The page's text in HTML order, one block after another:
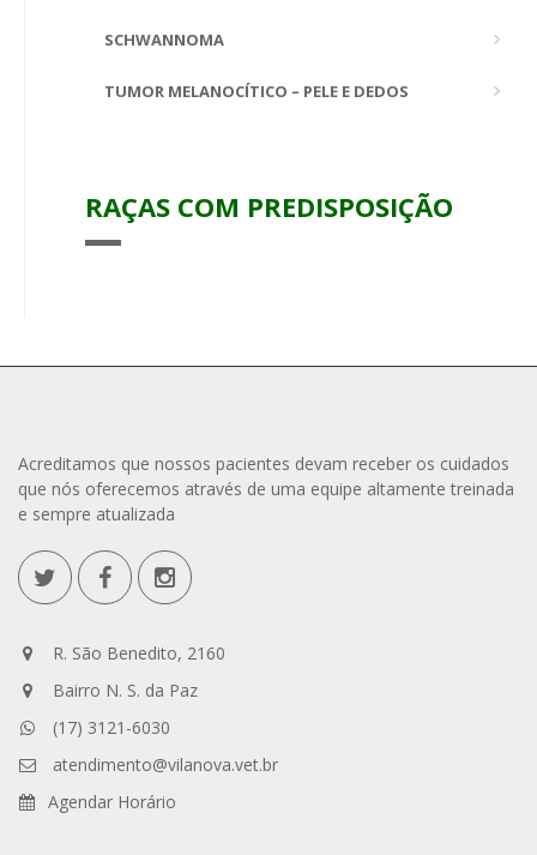
SCHWANNOMA
TUMOR MELANOCÍTICO – PELE E DEDOS
RAÇAS COM PREDISPOSIÇÃO
Acreditamos que nossos pacientes devam receber os cuidados
que nós oferecemos através de uma equipe altamente treinada
e sempre atualizada
R. São Benedito, 2160
Bairro N. S. da Paz
(17) 3121-6030
atendimento@vilanova.vet.br
Agendar Horário